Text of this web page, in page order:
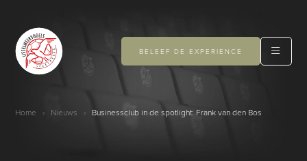
BELEEF DE EXPERIENCE
Home › Nieuws › Businessclub in de spotlight: Frank van den Bos